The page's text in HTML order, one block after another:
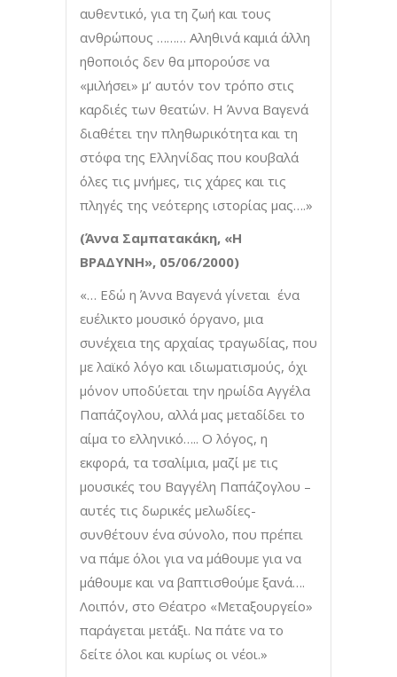
αυθεντικό, για τη ζωή και τους
ανθρώπους ……… Αληθινά καμιά άλλη
ηθοποιός δεν θα μπορούσε να
«μιλήσει» μ’ αυτόν τον τρόπο στις
καρδιές των θεατών. Η Άννα Βαγενά
διαθέτει την πληθωρικότητα και τη
στόφα της Ελληνίδας που κουβαλά
όλες τις μνήμες, τις χάρες και τις
πληγές της νεότερης ιστορίας μας….»
(Άννα Σαμπατακάκη, «Η
ΒΡΑΔΥΝΗ», 05/06/2000)
«… Εδώ η Άννα Βαγενά γίνεται ένα
ευέλικτο μουσικό όργανο, μια
συνέχεια της αρχαίας τραγωδίας, που
με λαϊκό λόγο και ιδιωματισμούς, όχι
μόνον υποδύεται την ηρωίδα Αγγέλα
Παπάζογλου, αλλά μας μεταδίδει το
αίμα το ελληνικό….. Ο λόγος, η
εκφορά, τα τσαλίμια, μαζί με τις
μουσικές του Βαγγέλη Παπάζογλου –
αυτές τις δωρικές μελωδίες-
συνθέτουν ένα σύνολο, που πρέπει
να πάμε όλοι για να μάθουμε για να
μάθουμε και να βαπτισθούμε ξανά….
Λοιπόν, στο Θέατρο «Μεταξουργείο»
παράγεται μετάξι. Να πάτε να το
δείτε όλοι και κυρίως οι νέοι.»